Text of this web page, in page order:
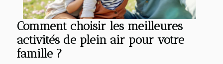
Comment choisir les meilleures
activités de plein air pour votre
famille ?